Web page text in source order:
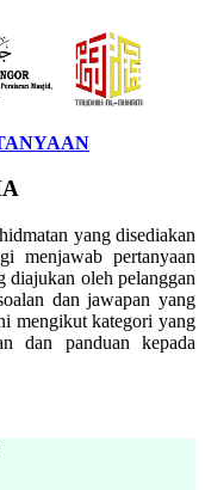
yang disediakan
menjawab pertanyaan
diajukan oleh pelanggan
dan jawapan yang
mengikut kategori yang
dan panduan kepada